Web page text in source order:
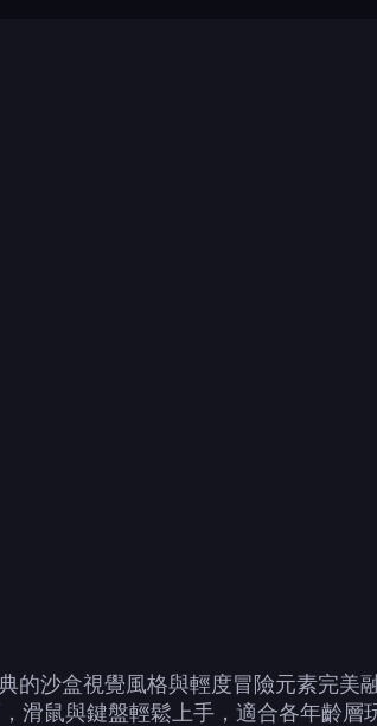
的沙盒視覺風格與輕度冒險元素完美
滑鼠與鍵盤輕鬆上手，適合各年齡層